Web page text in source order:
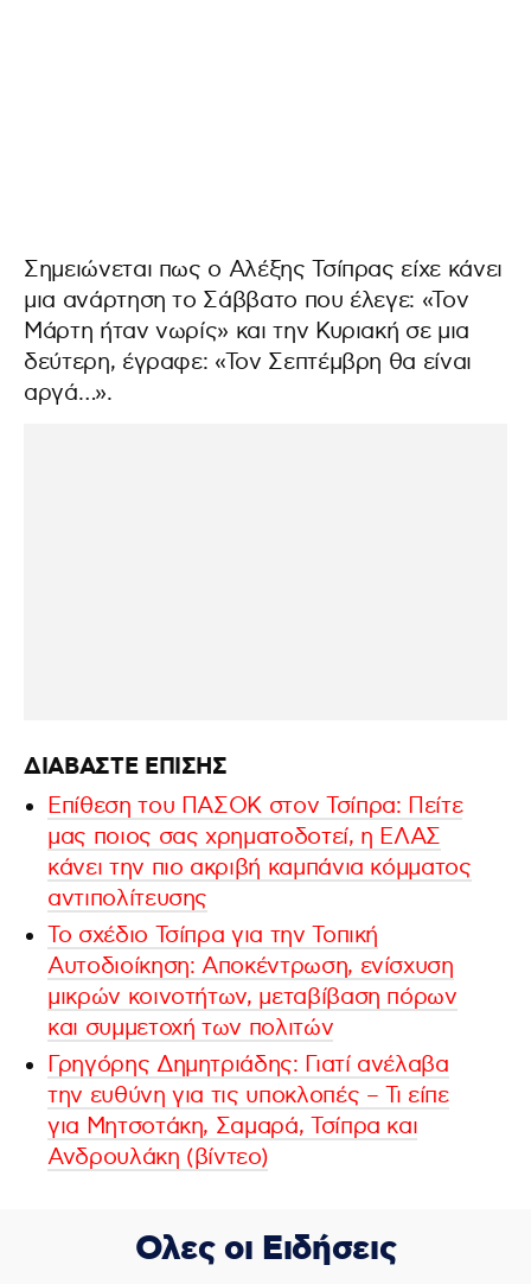
Σημειώνεται πως ο Αλέξης Τσίπρας είχε κάνει
μια ανάρτηση το Σάββατο που έλεγε: «Τον
Μάρτη ήταν νωρίς» και την Κυριακή σε μια
δεύτερη, έγραφε: «Τον Σεπτέμβρη θα είναι
αργά…».
ΔΙΑΒΑΣΤΕ ΕΠΙΣΗΣ
Eπίθεση του ΠΑΣΟΚ στον Τσίπρα: Πείτε
μας ποιος σας χρηματοδοτεί, η ΕΛΑΣ
κάνει την πιο ακριβή καμπάνια κόμματος
αντιπολίτευσης
Το σχέδιο Τσίπρα για την Τοπική
Αυτοδιοίκηση: Αποκέντρωση, ενίσχυση
μικρών κοινοτήτων, μεταβίβαση πόρων
και συμμετοχή των πολιτών
Γρηγόρης Δημητριάδης: Γιατί ανέλαβα
την ευθύνη για τις υποκλοπές – Τι είπε
για Μητσοτάκη, Σαμαρά, Τσίπρα και
Ανδρουλάκη (βίντεο)
Ολες οι Ειδήσεις